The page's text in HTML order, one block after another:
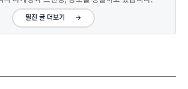
필진 글 더보기